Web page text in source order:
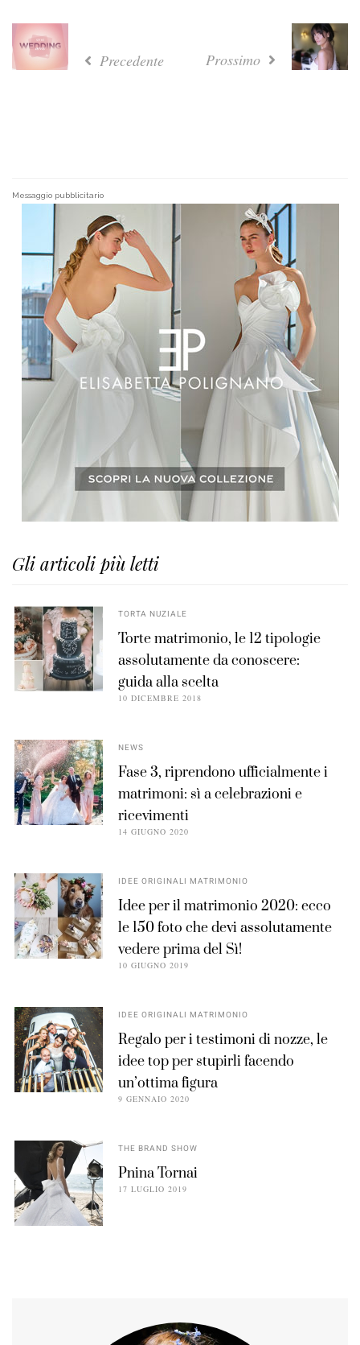
Precedente Prossimo
Messaggio pubblicitario
Gli articoli più letti
TORTA NUZIALE
Torte matrimonio, le 12 tipologie
assolutamente da conoscere:
guida alla scelta
10 DICEMBRE 2018
NEWS
Fase 3, riprendono ufficialmente i
matrimoni: sì a celebrazioni e
ricevimenti
14 GIUGNO 2020
IDEE ORIGINALI MATRIMONIO
Idee per il matrimonio 2020: ecco
le 150 foto che devi assolutamente
vedere prima del Sì!
10 GIUGNO 2019
IDEE ORIGINALI MATRIMONIO
Regalo per i testimoni di nozze, le
idee top per stupirli facendo
un’ottima figura
9 GENNAIO 2020
THE BRAND SHOW
Pnina Tornai
17 LUGLIO 2019